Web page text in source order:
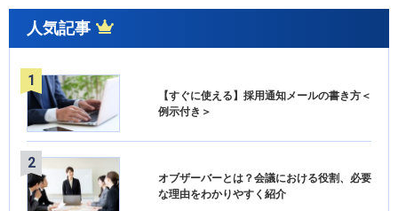
人気記事
【すぐに使える】採用通知メールの書き方＜
例示付き＞
オブザーバーとは？会議における役割、必要
な理由をわかりやすく紹介